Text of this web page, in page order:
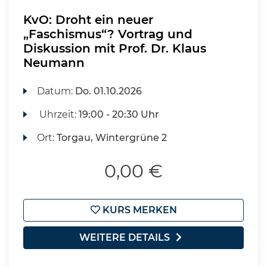
KvO: Droht ein neuer
„Faschismus“? Vortrag und
Diskussion mit Prof. Dr. Klaus
Neumann
Datum: Do. 01.10.2026
Uhrzeit:19:00 - 20:30 Uhr
Ort:Torgau, Wintergrüne 2
0,00 €
KURS MERKEN
WEITERE DETAILS